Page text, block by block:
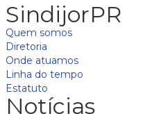
SindijorPR
Quem somos
Diretoria
Onde atuamos
Linha do tempo
Estatuto
Notícias